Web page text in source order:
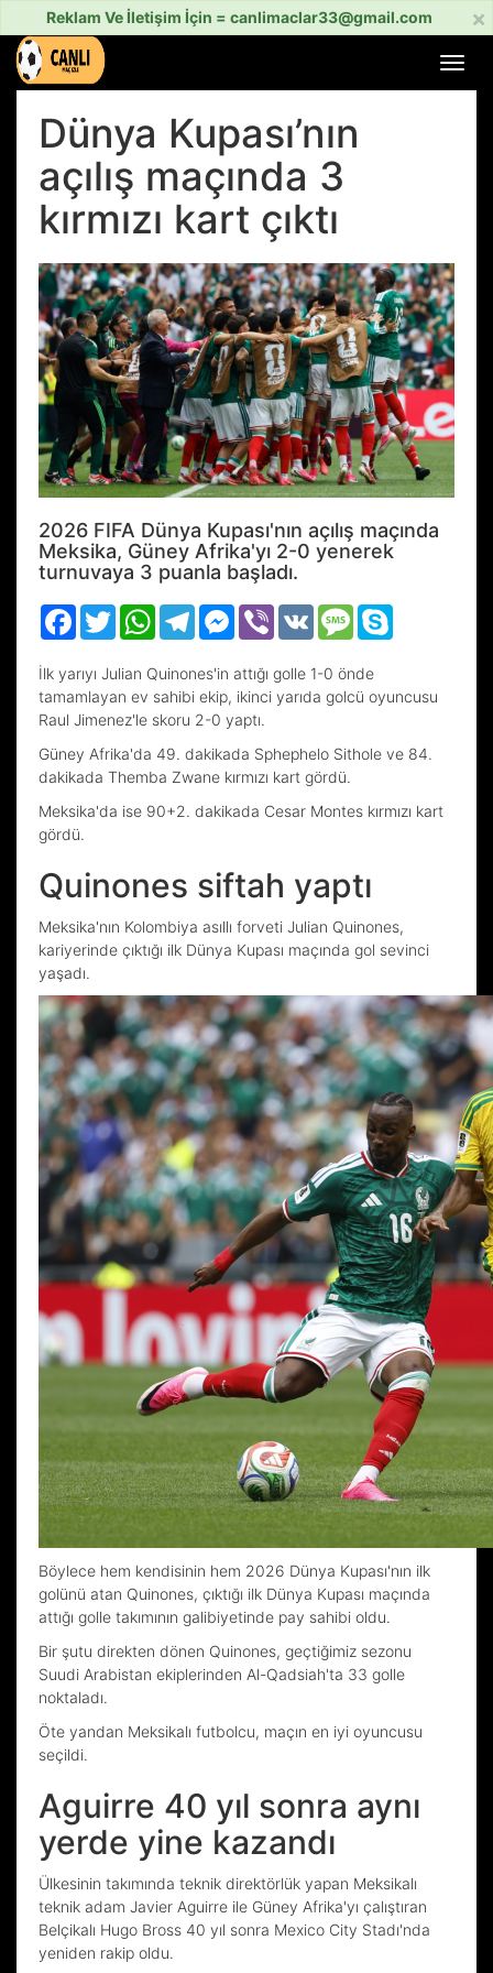
×
Reklam Ve İletişim İçin = canlimaclar33@gmail.com
aç
Dünya Kupası’nın
açılış maçında 3
kırmızı kart çıktı
2026 FIFA Dünya Kupası'nın açılış maçında
Meksika, Güney Afrika'yı 2-0 yenerek
turnuvaya 3 puanla başladı.
Facebook
TwitterWhatsAppTelegramMessenger
Viber VK Message
İlk yarıyı Julian Quinones'in attığı golle 1-0 önde
tamamlayan ev sahibi ekip, ikinci yarıda golcü oyuncusu
Raul Jimenez'le skoru 2-0 yaptı.
Güney Afrika'da 49. dakikada Sphephelo Sithole ve 84.
dakikada Themba Zwane kırmızı kart gördü.
Meksika'da ise 90+2. dakikada Cesar Montes kırmızı kart
gördü.
Quinones siftah yaptı
Meksika'nın Kolombiya asıllı forveti Julian Quinones,
kariyerinde çıktığı ilk Dünya Kupası maçında gol sevinci
yaşadı.
Böylece hem kendisinin hem 2026 Dünya Kupası'nın ilk
golünü atan Quinones, çıktığı ilk Dünya Kupası maçında
attığı golle takımının galibiyetinde pay sahibi oldu.
Bir şutu direkten dönen Quinones, geçtiğimiz sezonu
Suudi Arabistan ekiplerinden Al-Qadsiah'ta 33 golle
noktaladı.
Öte yandan Meksikalı futbolcu, maçın en iyi oyuncusu
seçildi.
Aguirre 40 yıl sonra aynı
yerde yine kazandı
Ülkesinin takımında teknik direktörlük yapan Meksikalı
teknik adam Javier Aguirre ile Güney Afrika'yı çalıştıran
Belçikalı Hugo Bross 40 yıl sonra Mexico City Stadı'nda
yeniden rakip oldu.